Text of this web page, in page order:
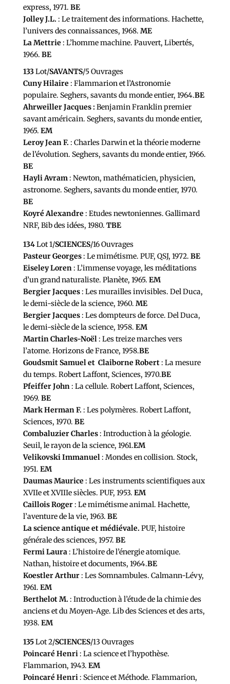
express, 1971. BE
Jolley J.L. : Le traitement des informations. Hachette,
l’univers des connaissances, 1968. ME
La Mettrie: L’homme machine. Pauvert, Libertés,
1966. BE
133Lot/SAVANTS/5 Ouvrages
Cuny Hilaire: Flammarion et l’Astronomie
populaire. Seghers, savants du monde entier, 1964.BE
Ahrweiller Jacques :Benjamin Franklin premier
savant américain. Seghers, savants du monde entier,
1965. EM
Leroy Jean F. : Charles Darwin et la théorie moderne
de l’évolution. Seghers, savants du monde entier, 1966.
BE
Hayli Avram: Newton, mathématicien, physicien,
astronome. Seghers, savants du monde entier, 1970.
BE
Koyré Alexandre: Etudes newtoniennes. Gallimard
NRF, Bib des idées, 1980. TBE
134Lot 1/SCIENCES/16 Ouvrages
Pasteur Georges: Le mimétisme. PUF, QSJ, 1972. BE
Eiseley Loren: L’immense voyage, les méditations
d’un grand naturaliste. Planète, 1965. EM
Bergier Jacques: Les murailles invisibles. Del Duca,
le demi-siècle de la science, 1960. ME
Bergier Jacques: Les dompteurs de force. Del Duca,
le demi-siècle de la science, 1958. EM
Martin Charles-Noël: Les treize marches vers
l’atome. Horizons de France, 1958.BE
Goudsmit Samuel et Claiborne Robert: La mesure
du temps. Robert Laffont, Sciences, 1970.BE
Pfeiffer John: La cellule. Robert Laffont, Sciences,
1969. BE
Mark Herman F. : Les polymères. Robert Laffont,
Sciences, 1970. BE
Combaluzier Charles: Introduction à la géologie.
Seuil, le rayon de la science, 1961.EM
Velikovski Immanuel: Mondes en collision. Stock,
1951. EM
Daumas Maurice: Les instruments scientifiques aux
XVIIe et XVIIIe siècles. PUF, 1953. EM
Caillois Roger: Le mimétisme animal. Hachette,
l’aventure de la vie, 1963. BE
La science antique et médiévale. PUF, histoire
générale des sciences, 1957. BE
Fermi Laura: L’histoire de l’énergie atomique.
Nathan, histoire et documents, 1964.BE
Koestler Arthur: Les Somnambules. Calmann-Lévy,
1961. EM
Berthelot M. : Introduction à l’étude de la chimie des
anciens et du Moyen-Age. Lib des Sciences et des arts,
1938. EM
135Lot 2/SCIENCES/13 Ouvrages
Poincaré Henri: La science et l’hypothèse.
Flammarion, 1943. EM
Poincaré Henri: Science et Méthode. Flammarion,